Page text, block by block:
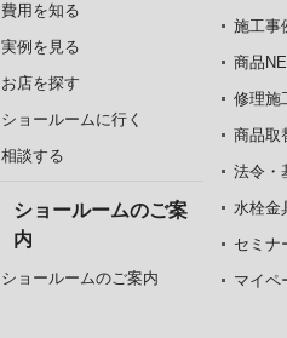
費用を知る
実例を見る
お店を探す
ショールームに行く
相談する
ショールームのご案
内
ショールームのご案内
施工事
商品
修理施
商品取
法令・
水栓金
セミナ
マイペ